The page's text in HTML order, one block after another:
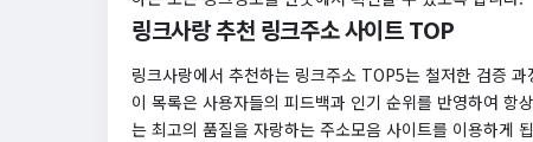
링크사랑 추천 링크주소 사이트 TOP
링크사랑에서 추천하는 링크주소 TOP5는 철저한 검증
이 목록은 사용자들의 피드백과 인기 순위를 반영하여 항
는 최고의 품질을 자랑하는 주소모음 사이트를 이용하게